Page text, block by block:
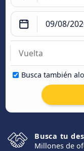
Busca también
Busca tu
Millones de